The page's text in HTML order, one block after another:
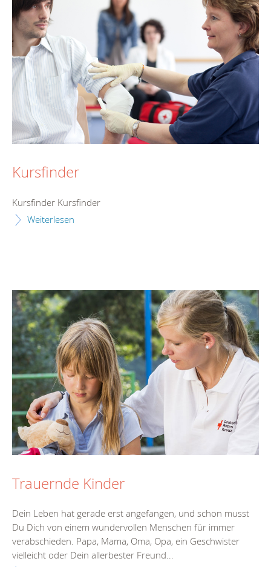
Kursfinder
Kursfinder Kursfinder
Weiterlesen
Trauernde Kinder
Dein Leben hat gerade erst angefangen, und schon musst
Du Dich von einem wundervollen Menschen für immer
verabschieden. Papa, Mama, Oma, Opa, ein Geschwister
vielleicht oder Dein allerbester Freund...